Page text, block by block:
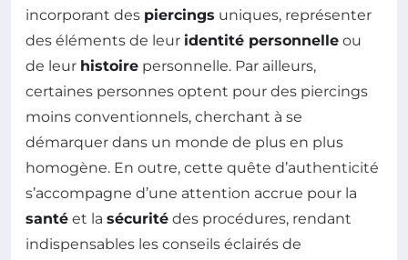
incorporant des piercings uniques, représenter
des éléments de leur identité personnelle ou
de leur histoire personnelle. Par ailleurs,
certaines personnes optent pour des piercings
moins conventionnels, cherchant à se
démarquer dans un monde de plus en plus
homogène. En outre, cette quête d’authenticité
s’accompagne d’une attention accrue pour la
santé et la sécurité des procédures, rendant
indispensables les conseils éclairés de